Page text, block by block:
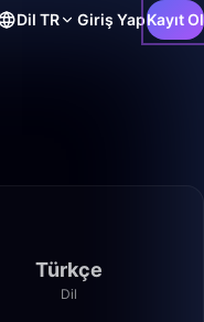
Dil TR Giriş YapKayıt Ol
Türkçe
Dil